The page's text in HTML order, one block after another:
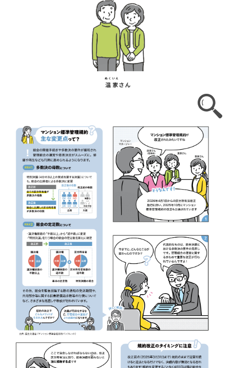
温家
ぬくいえ
さん